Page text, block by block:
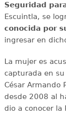
Seguridad
Escuintla, se
conocida por
ingresar en
La mujer es
capturada en
César Armando
desde 2008 al
dio a conocer la